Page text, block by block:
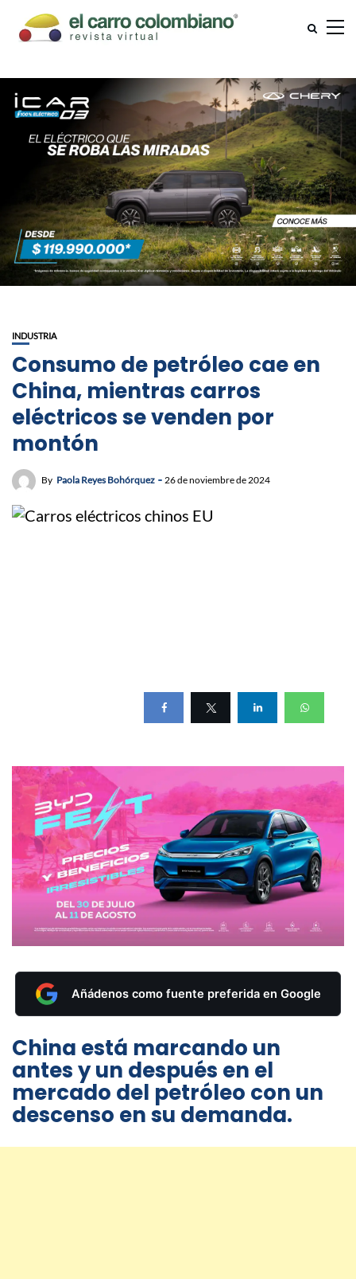
INDUSTRIA
Consumo de petróleo cae en
China, mientras carros
eléctricos se venden por
montón
By Paola Reyes Bohórquez 26 de noviembre de 2024
Añádenos como fuente preferida en Google
China está marcando un
antes y un después en el
mercado del petróleo con un
descenso en su demanda.